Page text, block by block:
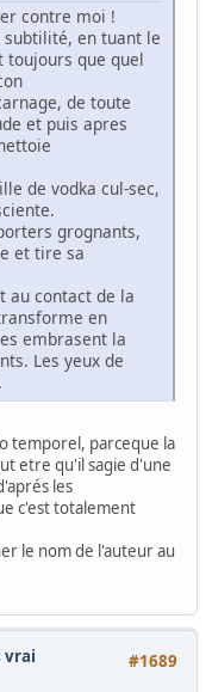
contre moi !
subtilité, en tuant le
toujours que quel
de toute
et puis apres
de vodka cul-sec,
grognants,
et tire sa
au contact de la
en
embrasent la
Les yeux de
temporel, parceque la
etre qu'il sagie d'une
les
c'est totalement
le nom de l'auteur au
#1689
vrai